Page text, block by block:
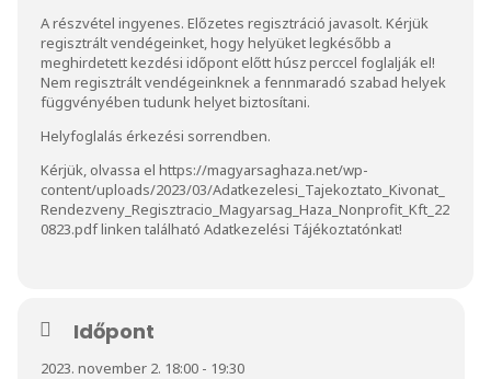
A részvétel ingyenes. Előzetes regisztráció javasolt. Kérjük
regisztrált vendégeinket, hogy helyüket legkésőbb a
meghirdetett kezdési időpont előtt húsz perccel foglalják el!
Nem regisztrált vendégeinknek a fennmaradó szabad helyek
függvényében tudunk helyet biztosítani.
Helyfoglalás érkezési sorrendben.
Kérjük, olvassa el https://magyarsaghaza.net/wp-
content/uploads/2023/03/Adatkezelesi_Tajekoztato_Kivonat_
Rendezveny_Regisztracio_Magyarsag_Haza_Nonprofit_Kft_22
0823.pdflinken található Adatkezelési Tájékoztatónkat!
Időpont
2023. november 2. 18:00 - 19:30